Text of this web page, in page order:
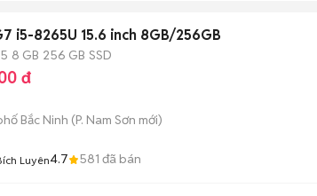
i5-8265U 15.6 inch 8GB/256GB
8 GB 256 GB SSD
đ
Bắc Ninh (P. Nam Sơn mới)
Luyên4.7 581 đã bán